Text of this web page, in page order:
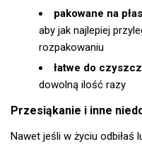
pakowane na
aby jak najlepiej
rozpakowaniu
łatwe do
dowolną ilość razy
Przesiąkanie i inne
Nawet jeśli w życiu odbiłaś